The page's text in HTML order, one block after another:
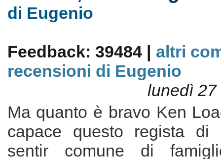
di Eugenio
Feedback: 39484 | altri
recensioni di Eugenio
lunedì 27
Ma quanto è bravo Ken
capace questo regista di
sentir comune di